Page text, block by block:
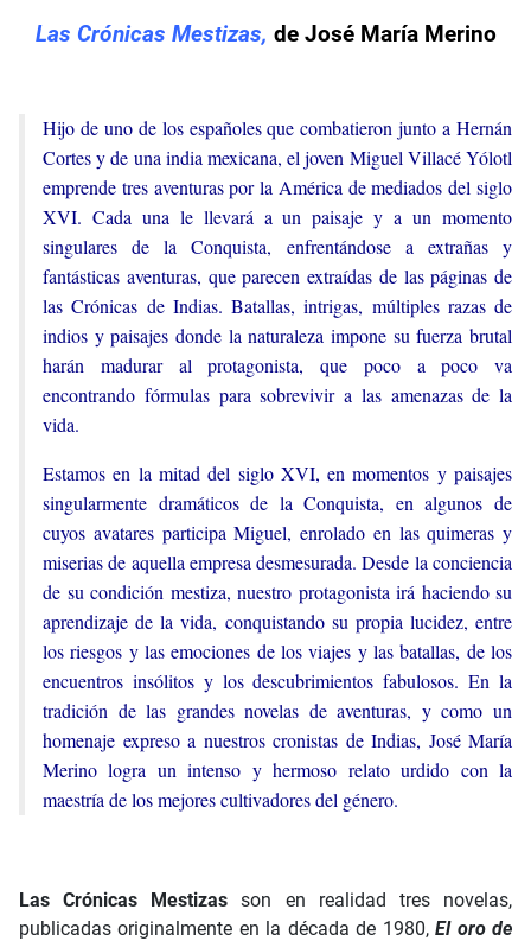
Las Crónicas Mestizas, de José María Merino
Hijo de uno de los españoles que combatieron junto a Hernán
Cortes y de una india mexicana, el joven Miguel Villacé Yólotl
emprende tres aventuras por la América de mediados del siglo
XVI. Cada una le llevará a un paisaje y a un momento
singulares de la Conquista, enfrentándose a extrañas y
fantásticas aventuras, que parecen extraídas de las páginas de
las Crónicas de Indias. Batallas, intrigas, múltiples razas de
indios y paisajes donde la naturaleza impone su fuerza brutal
harán madurar al protagonista, que poco a poco va
encontrando fórmulas para sobrevivir a las amenazas de la
vida.
Estamos en la mitad del siglo XVI, en momentos y paisajes
singularmente dramáticos de la Conquista, en algunos de
cuyos avatares participa Miguel, enrolado en las quimeras y
miserias de aquella empresa desmesurada. Desde la conciencia
de su condición mestiza, nuestro protagonista irá haciendo su
aprendizaje de la vida, conquistando su propia lucidez, entre
los riesgos y las emociones de los viajes y las batallas, de los
encuentros insólitos y los descubrimientos fabulosos. En la
tradición de las grandes novelas de aventuras, y como un
homenaje expreso a nuestros cronistas de Indias, José María
Merino logra un intenso y hermoso relato urdido con la
maestría de los mejores cultivadores del género.
Las Crónicas Mestizas son en realidad tres novelas,
publicadas originalmente en la década de 1980, El oro de